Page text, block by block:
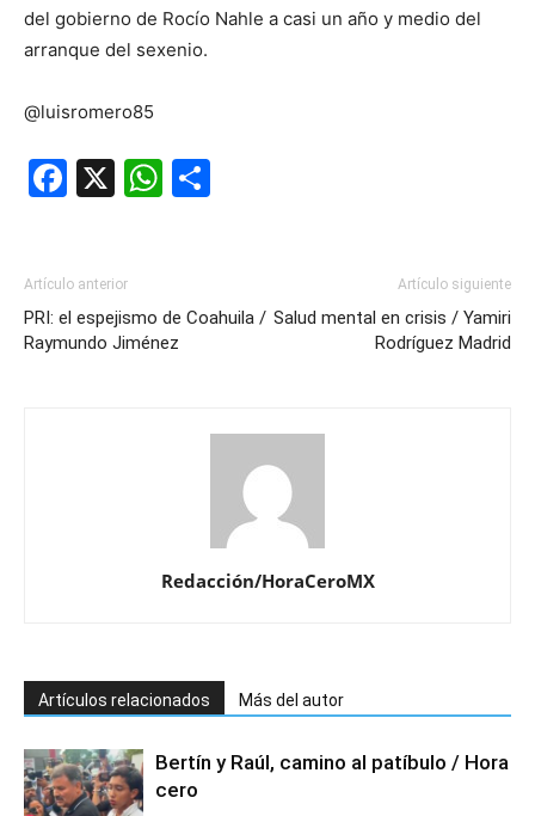
del gobierno de Rocío Nahle a casi un año y medio del
arranque del sexenio.
@luisromero85
Facebook
X WhatsApp
Artículo anterior
PRI: el espejismo de Coahuila /
Raymundo Jiménez
Artículo siguiente
Salud mental en crisis / Yamiri
Rodríguez Madrid
Redacción/HoraCeroMX
Artículos relacionados Más del autor
Bertín y Raúl, camino al patíbulo / Hora
cero